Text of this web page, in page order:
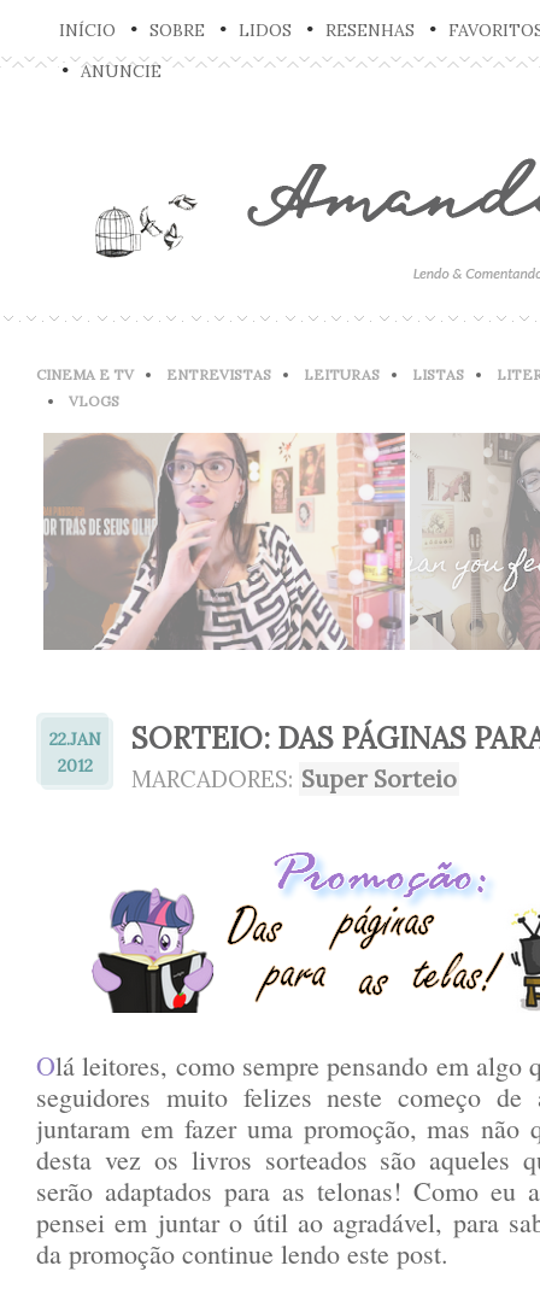
INÍCIO SOBRE LIDOS RESENHAS
ANUNCIE
CINEMA E TV ENTREVISTAS LEITURAS LISTAS
VLOGS
22.JAN
2012
SORTEIO: DAS PÁGINAS
MARCADORES: Super Sorteio
Olá leitores, como sempre pensando em algo
seguidores muito felizes neste começo
juntaram em fazer uma promoção, mas não
desta vez os livros sorteados são aqueles
serão adaptados para as telonas! Como eu
pensei em juntar o útil ao agradável, para
da promoção continue lendo este post.